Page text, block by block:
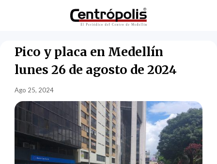
Pico y placa en Medellín
lunes 26 de agosto de 2024
Ago 25, 2024